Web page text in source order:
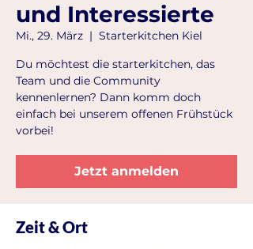
und Interessierte
Mi., 29. März
  |
Starterkitchen Kiel
Du möchtest die starterkitchen, das
Team und die Community
kennenlernen? Dann komm doch
einfach bei unserem offenen Frühstück
vorbei!
Jetzt anmelden
Zeit & Ort